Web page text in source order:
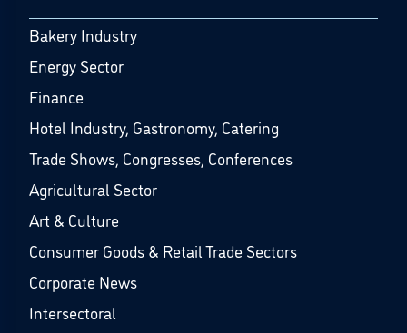
Bakery Industry
Energy Sector
Finance
Hotel Industry, Gastronomy, Catering
Trade Shows, Congresses, Conferences
Agricultural Sector
Art & Culture
Consumer Goods & Retail Trade Sectors
Corporate News
Intersectoral